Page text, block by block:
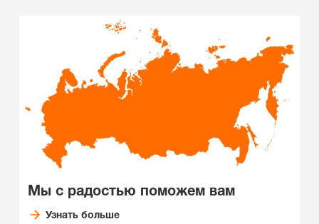
Мы с радостью поможем вам
Узнать больше